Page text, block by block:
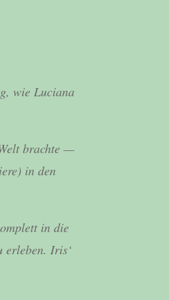
wie Luciana
brachte —
in den
in die
erleben. Iris‘